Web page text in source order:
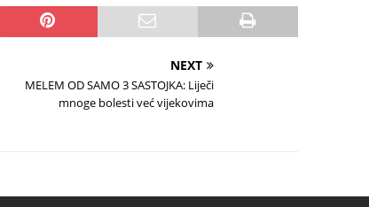
NEXT
MELEM OD SAMO 3 SASTOJKA: Liječi
mnoge bolesti već vijekovima